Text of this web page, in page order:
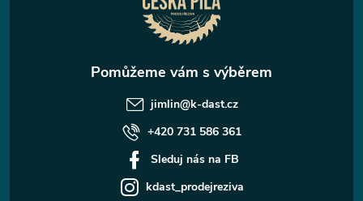
jimlin@k-dast.cz
+420 731 586 361
Sleduj nás na FB
kdast_prodejreziva